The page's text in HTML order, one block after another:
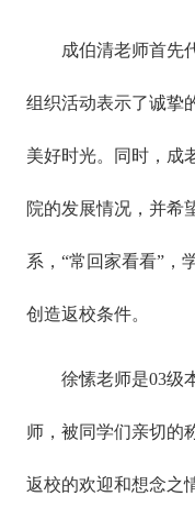
成伯清老师首先
组织活动表示了诚挚
美好时光。同时，成
院的发展情况，并希
系，“常回家看看”，
创造返校条件。
徐愫老师是03级
师，被同学们亲切的
返校的欢迎和想念之